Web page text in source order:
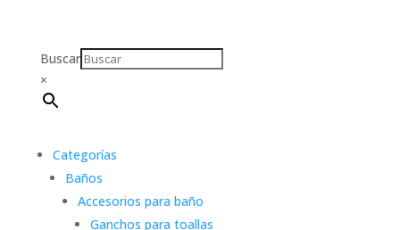
Buscar
×
Categorías
Baños
Accesorios para baño
Ganchos para toallas